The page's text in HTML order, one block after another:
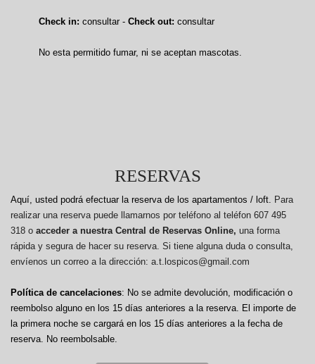
Check in: consultar - Check out: consultar
No esta permitido fumar, ni se aceptan mascotas.
RESERVAS
Aquí, usted podrá efectuar la reserva de los apartamentos / loft. Para
realizar una reserva puede llamarnos por teléfono al teléfon 607 495
318 o acceder a nuestra Central de Reservas Online, una forma
rápida y segura de hacer su reserva. Si tiene alguna duda o consulta,
envíenos un correo a la dirección: a.t.lospicos@gmail.com
Política de cancelaciones: No se admite devolución, modificación o
reembolso alguno en los 15 días anteriores a la reserva. El importe de
la primera noche se cargará en los 15 días anteriores a la fecha de
reserva. No reembolsable.